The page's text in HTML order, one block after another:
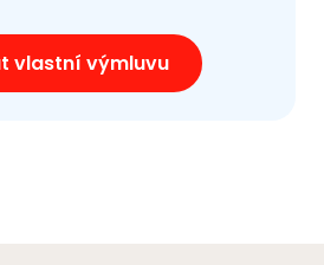
vlastní výmluvu